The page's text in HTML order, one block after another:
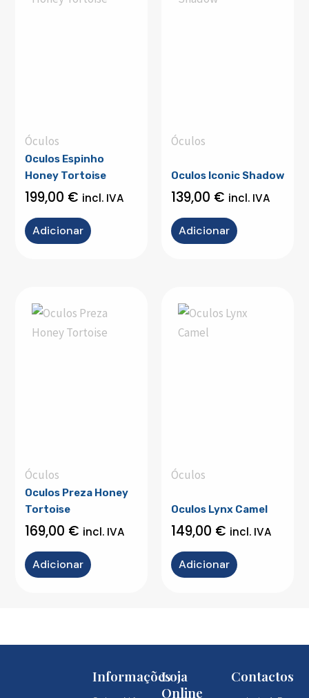
Óculos
Oculos Espinho
Honey Tortoise
199,00 € incl. IVA
Adicionar
Óculos
Oculos Iconic Shadow
139,00 € incl. IVA
Adicionar
Óculos
Oculos Preza Honey
Tortoise
169,00 € incl. IVA
Adicionar
Óculos
Oculos Lynx Camel
149,00 € incl. IVA
Adicionar
InformaçõesLoja
Online
Contactos